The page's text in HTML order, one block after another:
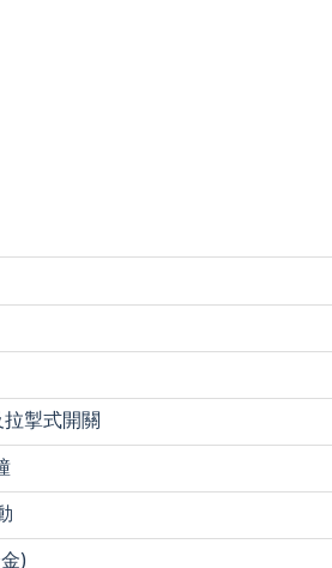
掣式開關
)